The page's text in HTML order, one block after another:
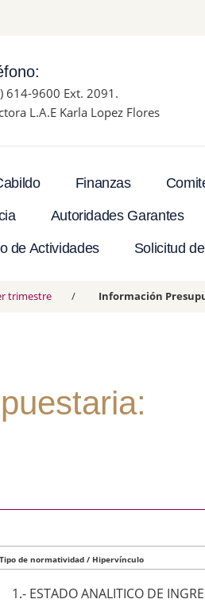
614-9600 Ext. 2091.
L.A.E Karla Lopez Flores
Finanzas
Autoridades Garantes
de Actividades Solicitud
trimestre Información
Tipo de normatividad / Hipervínculo
1.- ESTADO ANALITICO DE